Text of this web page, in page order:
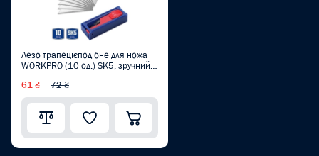
Лезо трапецієподібне для ножа
WORKPRO (10 од.) SK5, зручний
61 ₴ 72 ₴